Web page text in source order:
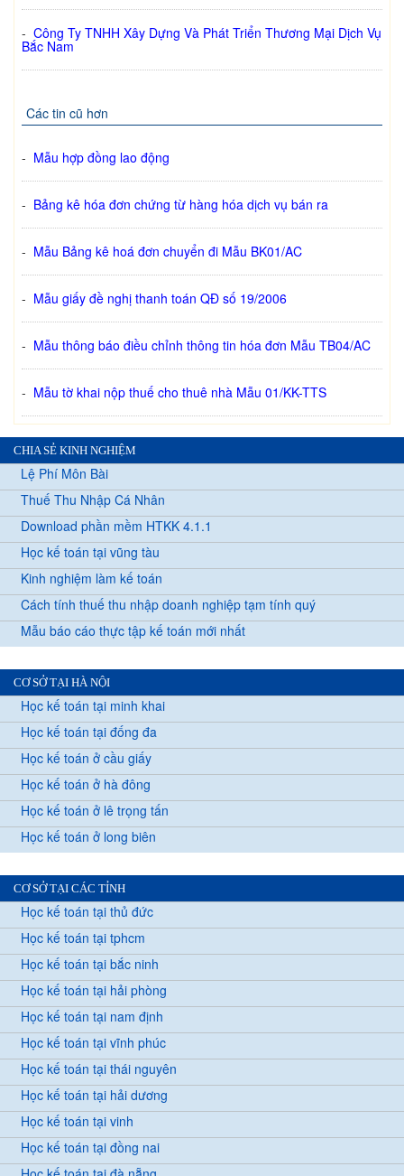
- Công Ty TNHH Xây Dựng Và Phát Triển Thương Mại Dịch Vụ
Bắc Nam
Các tin cũ hơn
- Mẫu hợp đồng lao động
- Bảng kê hóa đơn chứng từ hàng hóa dịch vụ bán ra
- Mẫu Bảng kê hoá đơn chuyển đi Mẫu BK01/AC
- Mẫu giấy đề nghị thanh toán QĐ số 19/2006
- Mẫu thông báo điều chỉnh thông tin hóa đơn Mẫu TB04/AC
- Mẫu tờ khai nộp thuế cho thuê nhà Mẫu 01/KK-­TTS
CHIA SẺ KINH NGHIỆM
Lệ Phí Môn Bài
Thuế Thu Nhập Cá Nhân
Download phần mềm HTKK 4.1.1
Học kế toán tại vũng tàu
Kinh nghiệm làm kế toán
Cách tính thuế thu nhập doanh nghiệp tạm tính quý
Mẫu báo cáo thực tập kế toán mới nhất
CƠ SỞ TẠI HÀ NỘI
Học kế toán tại minh khai
Học kế toán tại đống đa
Học kế toán ở cầu giấy
Học kế toán ở hà đông
Học kế toán ở lê trọng tấn
Học kế toán ở long biên
CƠ SỞ TẠI CÁC TỈNH
Học kế toán tại thủ đức
Học kế toán tại tphcm
Học kế toán tại bắc ninh
Học kế toán tại hải phòng
Học kế toán tại nam định
Học kế toán tại vĩnh phúc
Học kế toán tại thái nguyên
Học kế toán tại hải dương
Học kế toán tại vinh
Học kế toán tại đồng nai